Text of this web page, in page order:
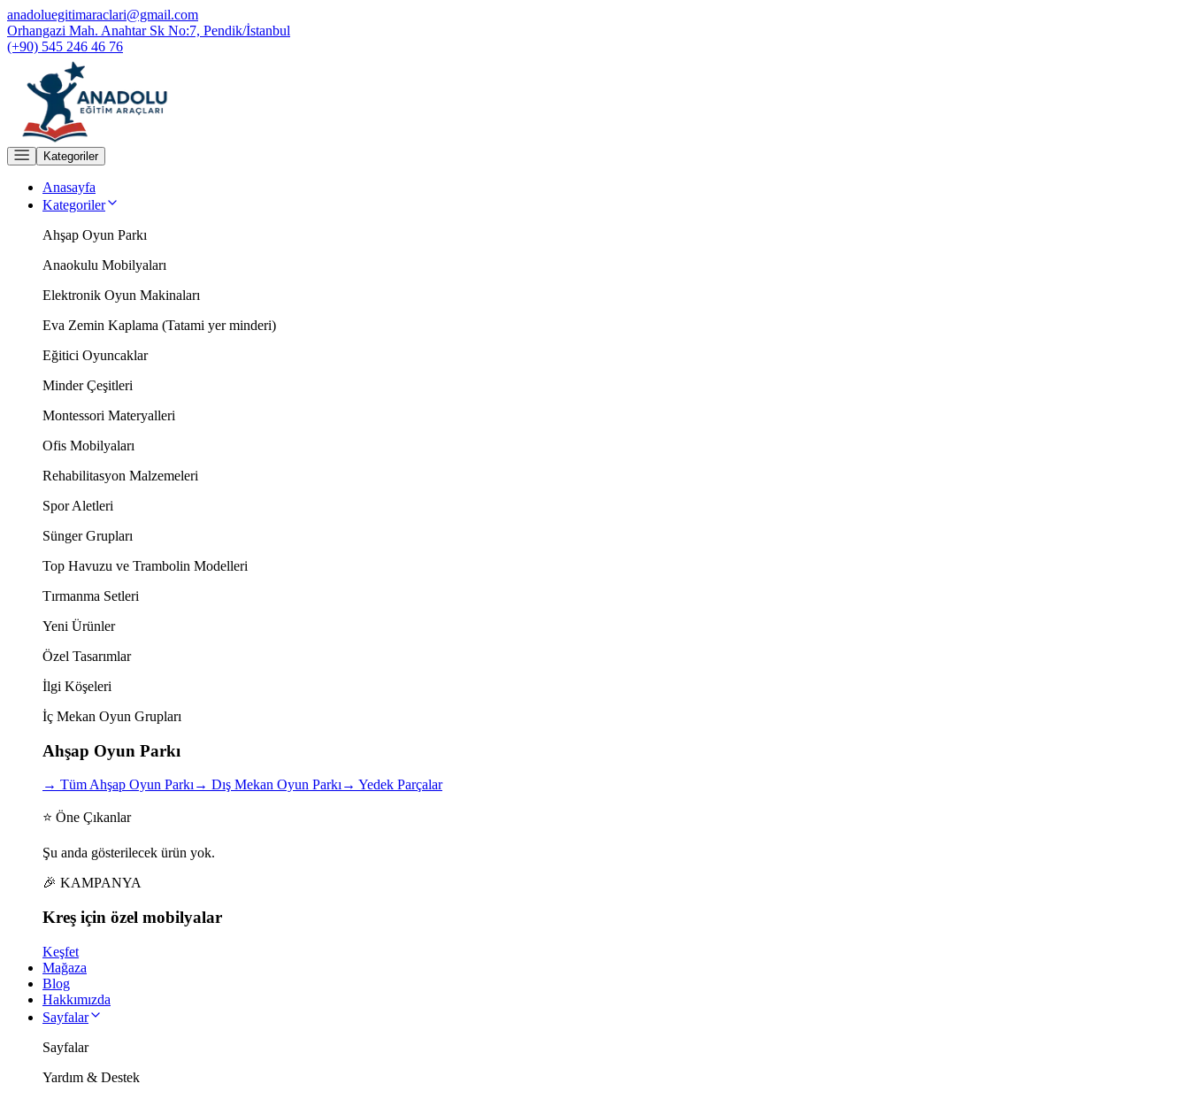
anadoluegitimaraclari@gmail.com
Orhangazi Mah. Anahtar Sk No:7, Pendik/İstanbul
(+90) 545 246 46 76
Kategoriler
Anasayfa
Kategoriler
Ahşap Oyun Parkı
Anaokulu Mobilyaları
Elektronik Oyun Makinaları
Eva Zemin Kaplama (Tatami yer minderi)
Eğitici Oyuncaklar
Minder Çeşitleri
Montessori Materyalleri
Ofis Mobilyaları
Rehabilitasyon Malzemeleri
Spor Aletleri
Sünger Grupları
Top Havuzu ve Trambolin Modelleri
Tırmanma Setleri
Yeni Ürünler
Özel Tasarımlar
İlgi Köşeleri
İç Mekan Oyun Grupları
Ahşap Oyun Parkı
→ Tüm Ahşap Oyun Parkı→ Dış Mekan Oyun Parkı→ Yedek Parçalar
⭐ Öne Çıkanlar
Şu anda gösterilecek ürün yok.
🎉 KAMPANYA
Kreş için özel mobilyalar
Keşfet
Mağaza
Blog
Hakkımızda
Sayfalar
Sayfalar
Yardım & Destek